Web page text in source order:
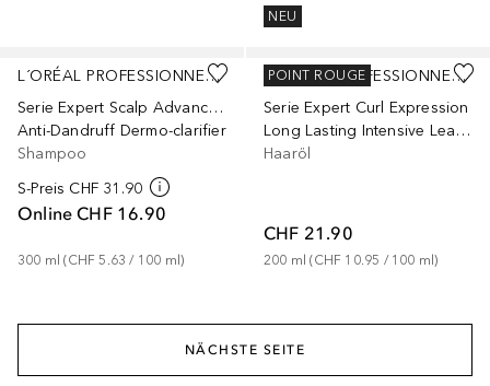
NEU
L´ORÉAL PROFESSIONNEL PARIS
Serie Expert Scalp Advanced
Anti-Dandruff Dermo-clarifier
Shampoo
S-Preis CHF 31.90
Online CHF 16.90
300 ml (CHF 5.63 / 100 ml)
L´ORÉAL PROFESSIONNEL PARIS
Serie Expert Curl Expression
Long Lasting Intensive Leave-In Moisturizer
Haaröl
CHF 21.90
200 ml (CHF 10.95 / 100 ml)
POINT ROUGE
NÄCHSTE SEITE